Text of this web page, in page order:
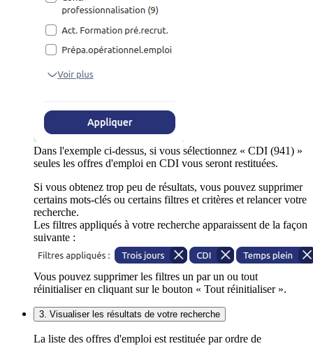
Dans l'exemple ci-dessus, si vous sélectionnez « CDI (941) »
seules les offres d'emploi en CDI vous seront restituées.
Si vous obtenez trop peu de résultats, vous pouvez supprimer
certains mots-clés ou certains filtres et critères et relancer votre
recherche.
Les filtres appliqués à votre recherche apparaissent de la façon
suivante :
Vous pouvez supprimer les filtres un par un ou tout
réinitialiser en cliquant sur le bouton « Tout réinitialiser ».
3. Visualiser les résultats de votre recherche
La liste des offres d'emploi est restituée par ordre de